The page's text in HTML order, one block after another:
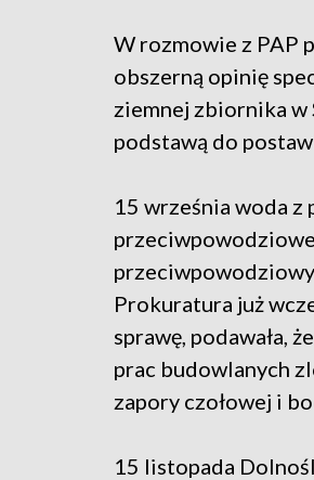
W rozmowie z PAP
obszerną opinię
ziemnej zbiornika
podstawą do
15 września woda z
przeciwpowodziowy
Prokuratura już
sprawę, podawała,
prac budowlanych
zapory czołowej i
15 listopada